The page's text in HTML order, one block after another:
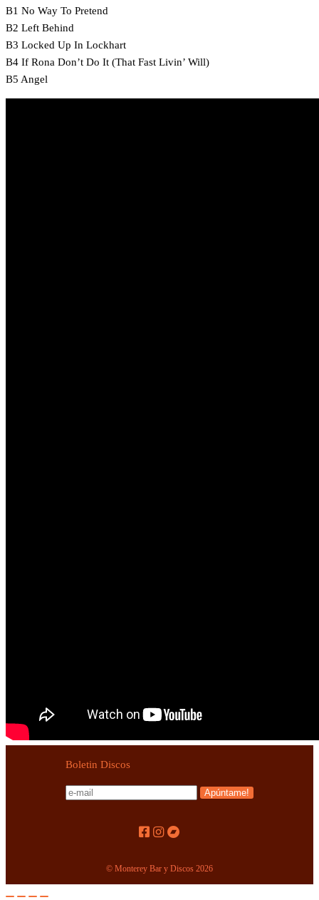
B1 No Way To Pretend
B2 Left Behind
B3 Locked Up In Lockhart
B4 If Rona Don’t Do It (That Fast Livin’ Will)
B5 Angel
Boletin Discos
© Monterey Bar y Discos 2026